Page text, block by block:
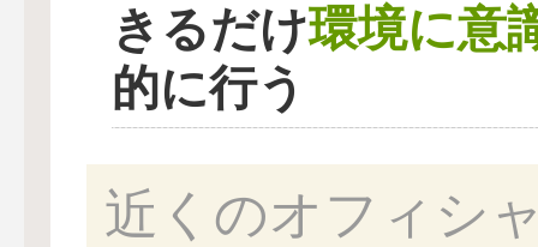
きるだけ環境に意
的に行う
近くのオフィシ